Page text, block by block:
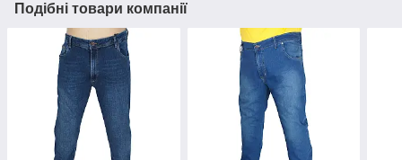
Подібні товари компанії